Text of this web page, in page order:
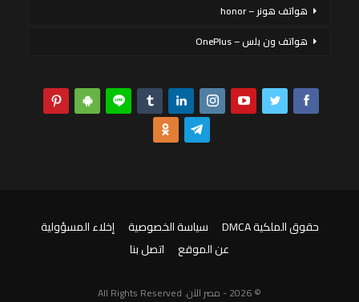
هواتف هونر – honor
هواتف ون بلس – OnePlus
حقوق الملكية DMCA سياسة الخصوصية
إخلاء المسؤولية
عن الموقع
اتصل بنا
© 2026 - مصر الآن. All Rights Reserved